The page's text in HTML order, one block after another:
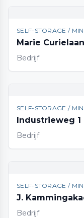
SELF-STORAGE /
Marie
Bedrijf
SELF-STORAGE /
Industrieweg 1
Bedrijf
SELF-STORAGE /
J.
Bedrijf